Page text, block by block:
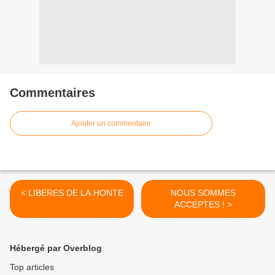
Commentaires
Ajouter un commentaire
< LIBERES DE LA HONTE
NOUS SOMMES
ACCEPTES ! >
Hébergé par Overblog
Top articles